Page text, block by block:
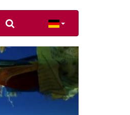
Next